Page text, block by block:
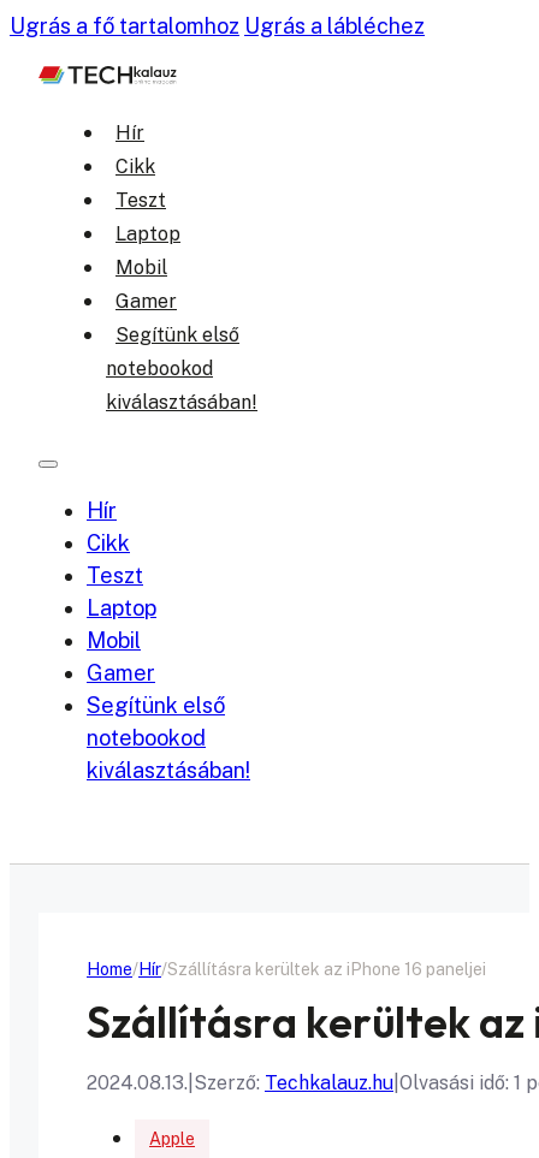
Ugrás a fő tartalomhoz Ugrás a lábléchez
Hír
Cikk
Teszt
Laptop
Mobil
Gamer
Segítünk első
notebookod
kiválasztásában!
Hír
Cikk
Teszt
Laptop
Mobil
Gamer
Segítünk első
notebookod
kiválasztásában!
Home Hír Szállításra kerültek az iPhone 16 paneljei
Szállításra kerültek az
2024.08.13. Szerző: Techkalauz.hu Olvasási idő: 1
Apple